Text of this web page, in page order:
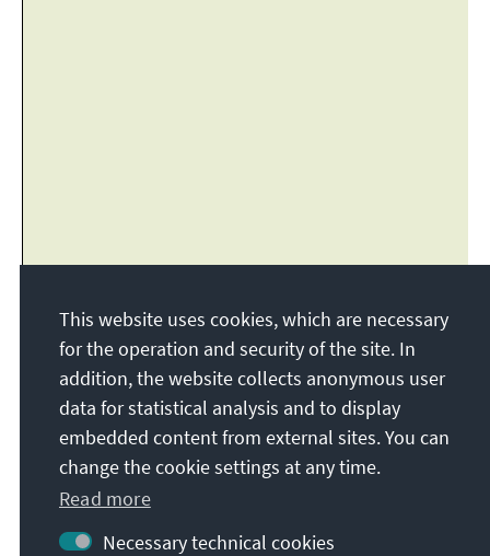
This website uses cookies, which are necessary
for the operation and security of the site. In
addition, the website collects anonymous user
data for statistical analysis and to display
embedded content from external sites. You can
change the cookie settings at any time.
Read more
Necessary technical cookies